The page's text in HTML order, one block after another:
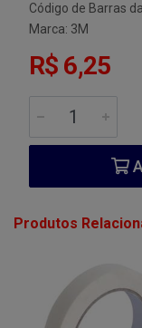
Código de Barras
Marca: 3M
R$ 6,25
Produtos